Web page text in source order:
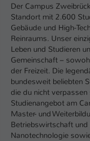
Der Campus
Standort mit 2.600
Gebäude und High-
Reinraums. Unser
Leben und Studieren
Gemeinschaft –
der Freizeit. Die
bundesweit beliebten
die du nicht
Studienangebot am
Master- und
Betriebswirtschaft
Nanotechnologie